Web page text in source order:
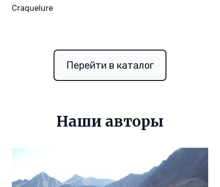
Craquelure
Перейти в каталог
Наши авторы